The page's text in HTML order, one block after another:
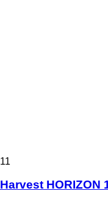
11
Harvest HORIZON